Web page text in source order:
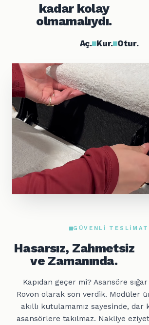
kadar kolay
olmamalıydı.
Aç. Kur. Otur.
GÜVENLI TESLIMAT
Hasarsız, Zahmetsiz
ve Zamanında.
Kapıdan geçer mi? Asansöre
Rovon olarak son verdik. Modüler
akıllı kutulamamız sayesinde, dar
asansörlere takılmaz. Nakliye